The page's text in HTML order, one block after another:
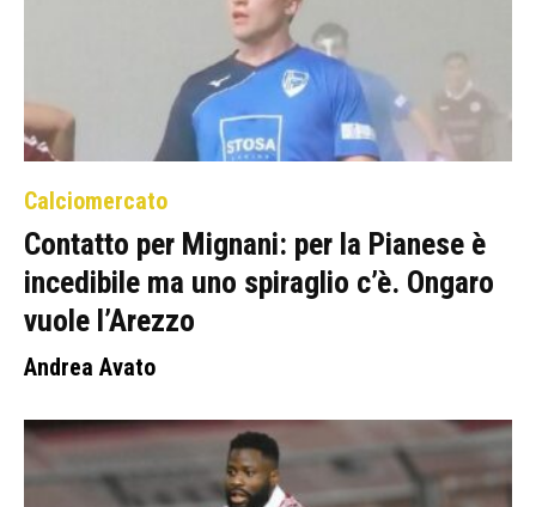
Calciomercato
Contatto per Mignani: per la Pianese è
incedibile ma uno spiraglio c’è. Ongaro
vuole l’Arezzo
Andrea Avato